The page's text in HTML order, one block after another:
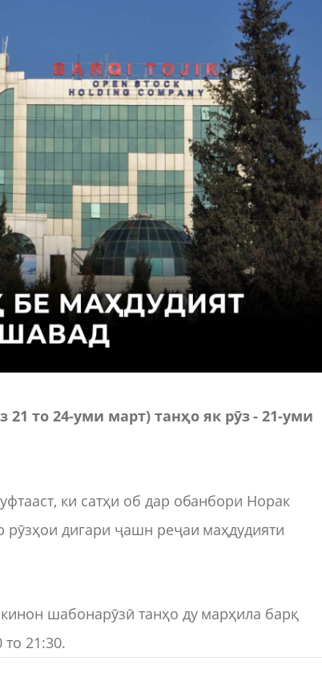
то 24-уми март) танҳо як рӯз - 21-уми
ки сатҳи об дар обанбори Норак
рӯзҳои дигари ҷашн реҷаи маҳдудияти
шабонарӯзӣ танҳо ду марҳила барқ
21:30.